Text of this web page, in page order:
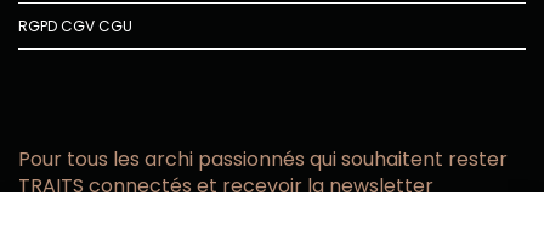
RGPDCGVCGU
Pour tous les archi passionnés qui souhaitent rester
TRAITS connectés et recevoir la newsletter